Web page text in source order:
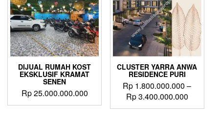
DIJUAL RUMAH KOST
EKSKLUSIF KRAMAT
SENEN
Rp25.000.000.000
CLUSTER YARRA ANWA
RESIDENCE PURI
Rp 1.800.000.000 –
Rp3.400.000.000Price
range:
This